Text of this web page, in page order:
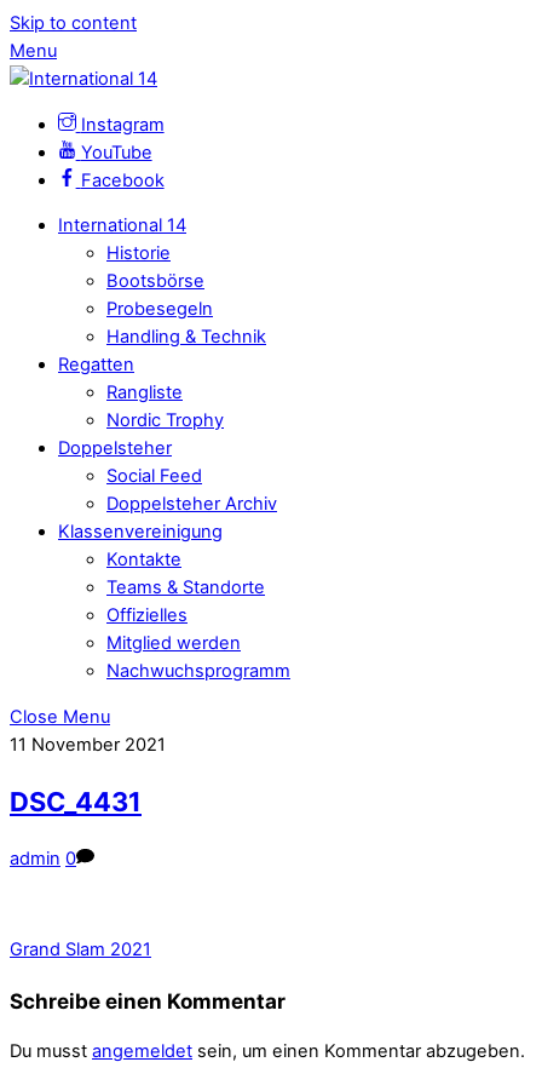
Skip to content
Menu
Instagram
YouTube
Facebook
International 14
Historie
Bootsbörse
Probesegeln
Handling & Technik
Regatten
Rangliste
Nordic Trophy
Doppelsteher
Social Feed
Doppelsteher Archiv
Klassenvereinigung
Kontakte
Teams & Standorte
Offizielles
Mitglied werden
Nachwuchsprogramm
Close Menu
11 November 2021
DSC_4431
admin 0
Grand Slam 2021
Schreibe einen Kommentar
Du musst angemeldet sein, um einen Kommentar abzugeben.